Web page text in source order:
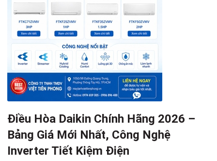
Điều Hòa Daikin Chính Hãng 2026 –
Bảng Giá Mới Nhất, Công Nghệ
Inverter Tiết Kiệm Điện